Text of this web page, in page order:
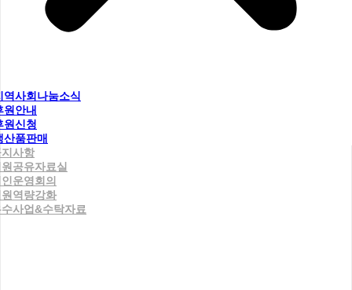
역사회나눔소식
원안내
원신청
산품판매
사항
공유자료실
운영회의
역량강화
사업&수탁자료